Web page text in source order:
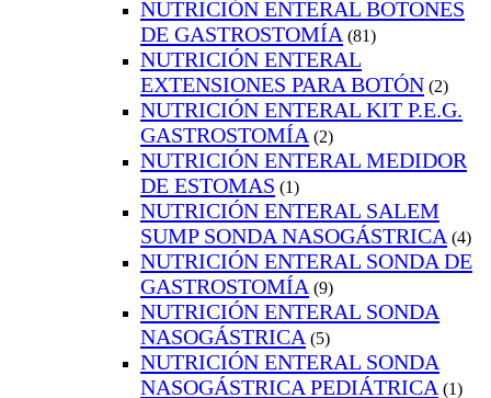
NUTRICIÓN ENTERAL BOTONES
DE GASTROSTOMÍA (81)
NUTRICIÓN ENTERAL
EXTENSIONES PARA BOTÓN (2)
NUTRICIÓN ENTERAL KIT P.E.G.
GASTROSTOMÍA (2)
NUTRICIÓN ENTERAL MEDIDOR
DE ESTOMAS (1)
NUTRICIÓN ENTERAL SALEM
SUMP SONDA NASOGÁSTRICA (4)
NUTRICIÓN ENTERAL SONDA DE
GASTROSTOMÍA (9)
NUTRICIÓN ENTERAL SONDA
NASOGÁSTRICA (5)
NUTRICIÓN ENTERAL SONDA
NASOGÁSTRICA PEDIÁTRICA (1)